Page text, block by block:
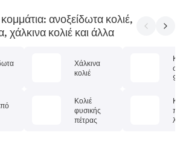
κομμάτια: ανοξείδωτα κολιέ,
χάλκινα κολιέ και άλλα
Χάλκινα
κολιέ
Κολιέ
φυσικής
πέτρας
925